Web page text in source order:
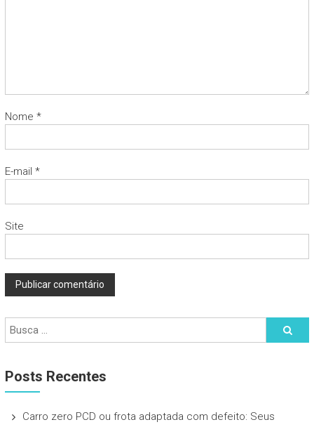
Nome *
E-mail *
Site
Posts Recentes
Carro zero PCD ou frota adaptada com defeito: Seus